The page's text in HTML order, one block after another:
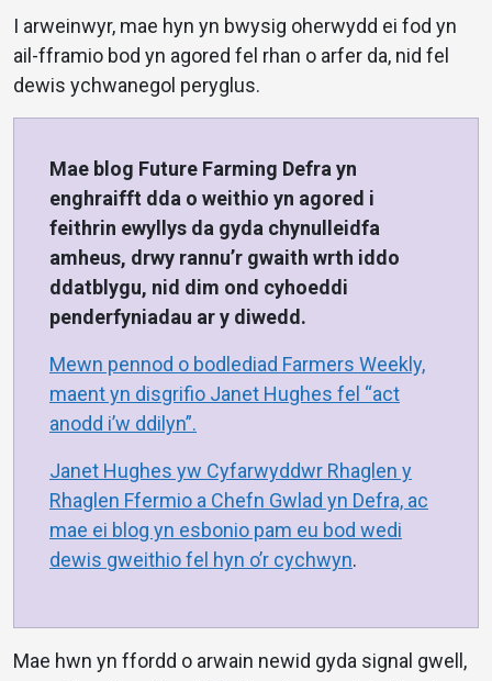
I arweinwyr, mae hyn yn bwysig oherwydd ei fod yn
ail-fframio bod yn agored fel rhan o arfer da, nid fel
dewis ychwanegol peryglus.
Mae blog Future Farming Defra yn
enghraifft dda o weithio yn agored i
feithrin ewyllys da gyda chynulleidfa
amheus, drwy rannu’r gwaith wrth iddo
ddatblygu, nid dim ond cyhoeddi
penderfyniadau ar y diwedd.
Mewn pennod o bodlediad Farmers Weekly,
maent yn disgrifio Janet Hughes fel “act
anodd i’w ddilyn”.
Janet Hughes yw Cyfarwyddwr Rhaglen y
Rhaglen Ffermio a Chefn Gwlad yn Defra, ac
mae ei blog yn esbonio pam eu bod wedi
dewis gweithio fel hyn o’r cychwyn.
Mae hwn yn ffordd o arwain newid gyda signal gwell,